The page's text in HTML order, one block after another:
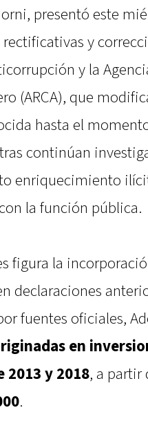
presentó este
y
y la
(ARCA), que
hasta el
continúan
enriquecimiento
la función pública.
figura la
declaraciones
fuentes oficiales,
en
y 2018, a partir
.